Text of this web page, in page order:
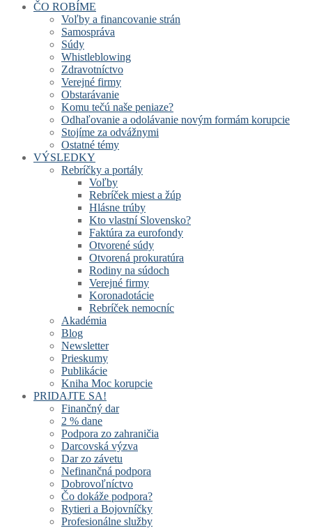
ČO ROBÍME
Voľby a financovanie strán
Samospráva
Súdy
Whistleblowing
Zdravotníctvo
Verejné firmy
Obstarávanie
Komu tečú naše peniaze?
Odhaľovanie a odolávanie novým formám korupcie
Stojíme za odvážnymi
Ostatné témy
VÝSLEDKY
Rebríčky a portály
Voľby
Rebríček miest a žúp
Hlásne trúby
Kto vlastní Slovensko?
Faktúra za eurofondy
Otvorené súdy
Otvorená prokuratúra
Rodiny na súdoch
Verejné firmy
Koronadotácie
Rebríček nemocníc
Akadémia
Blog
Newsletter
Prieskumy
Publikácie
Kniha Moc korupcie
PRIDAJTE SA!
Finančný dar
2 % dane
Podpora zo zahraničia
Darcovská výzva
Dar zo závetu
Nefinančná podpora
Dobrovoľníctvo
Čo dokáže podpora?
Rytieri a Bojovníčky
Profesionálne služby